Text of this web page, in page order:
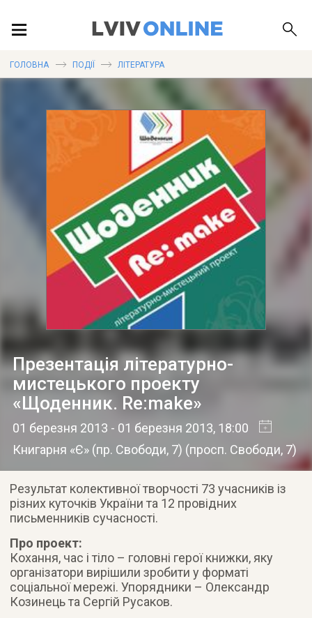
ДОВІДКА
ГОЛОВНА ПОДІЇ ЛІТЕРАТУРА
Презентація літературно-
мистецького проекту
«Щоденник. Re:make»
01 березня 2013 - 01 березня 2013, 18:00
Книгарня «Є» (пр. Свободи, 7) (просп. Свободи, 7)
Результат колективної творчості 73 учасників із
різних куточків України та 12 провідних
письменників сучасності.
Про проект:
Кохання, час і тіло – головні герої книжки, яку
організатори вирішили зробити у форматі
соціальної мережі. Упорядники – Олександр
Козинець та Сергій Русаков.